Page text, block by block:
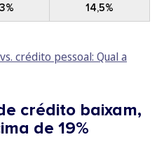
outros: usados14,5%
crédito pessoal: Qual a
crédito baixam,
de 19%